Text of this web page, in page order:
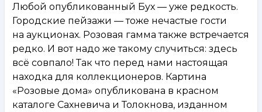
Любой опубликованный Бух — уже редкость.
Городские пейзажи — тоже нечастые гости
на аукционах. Розовая гамма также встречается
редко. И вот надо же такому случиться: здесь
всё совпало! Так что перед нами настоящая
находка для коллекционеров. Картина
«Розовые дома» опубликована в красном
каталоге Сахневича и Толокнова, изданном